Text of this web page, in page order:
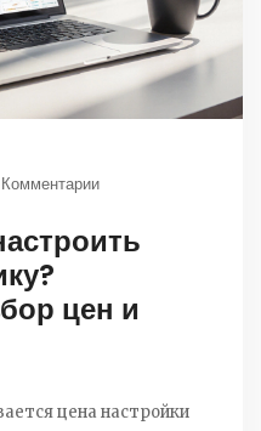
цен и
цена настройки